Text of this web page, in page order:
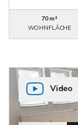
70 m²
WOHNFLÄCHE
Video